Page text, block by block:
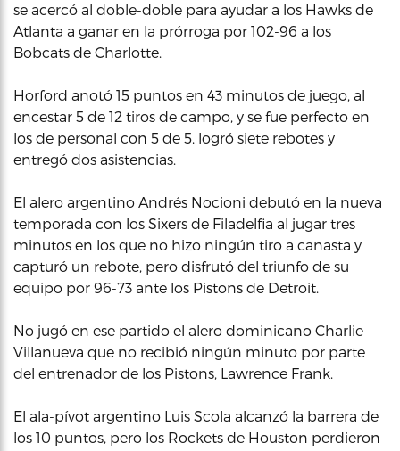
se acercó al doble-doble para ayudar a los Hawks de
Atlanta a ganar en la prórroga por 102-96 a los
Bobcats de Charlotte.
Horford anotó 15 puntos en 43 minutos de juego, al
encestar 5 de 12 tiros de campo, y se fue perfecto en
los de personal con 5 de 5, logró siete rebotes y
entregó dos asistencias.
El alero argentino Andrés Nocioni debutó en la nueva
temporada con los Sixers de Filadelfia al jugar tres
minutos en los que no hizo ningún tiro a canasta y
capturó un rebote, pero disfrutó del triunfo de su
equipo por 96-73 ante los Pistons de Detroit.
No jugó en ese partido el alero dominicano Charlie
Villanueva que no recibió ningún minuto por parte
del entrenador de los Pistons, Lawrence Frank.
El ala-pívot argentino Luis Scola alcanzó la barrera de
los 10 puntos, pero los Rockets de Houston perdieron